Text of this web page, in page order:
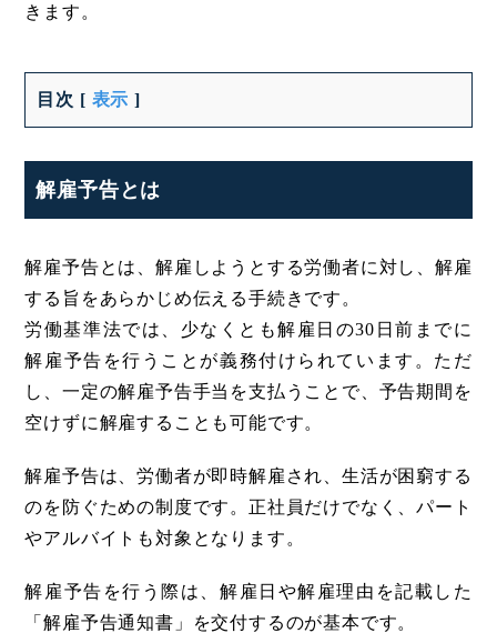
きます。
目次 [ 表示 ]
解雇予告とは
解雇予告とは、解雇しようとする労働者に対し、解雇
する旨をあらかじめ伝える手続きです。
労働基準法では、少なくとも解雇日の30日前までに
解雇予告を行うことが義務付けられています。ただ
し、一定の解雇予告手当を支払うことで、予告期間を
空けずに解雇することも可能です。
解雇予告は、労働者が即時解雇され、生活が困窮する
のを防ぐための制度です。正社員だけでなく、パート
やアルバイトも対象となります。
解雇予告を行う際は、解雇日や解雇理由を記載した
「解雇予告通知書」を交付するのが基本です。